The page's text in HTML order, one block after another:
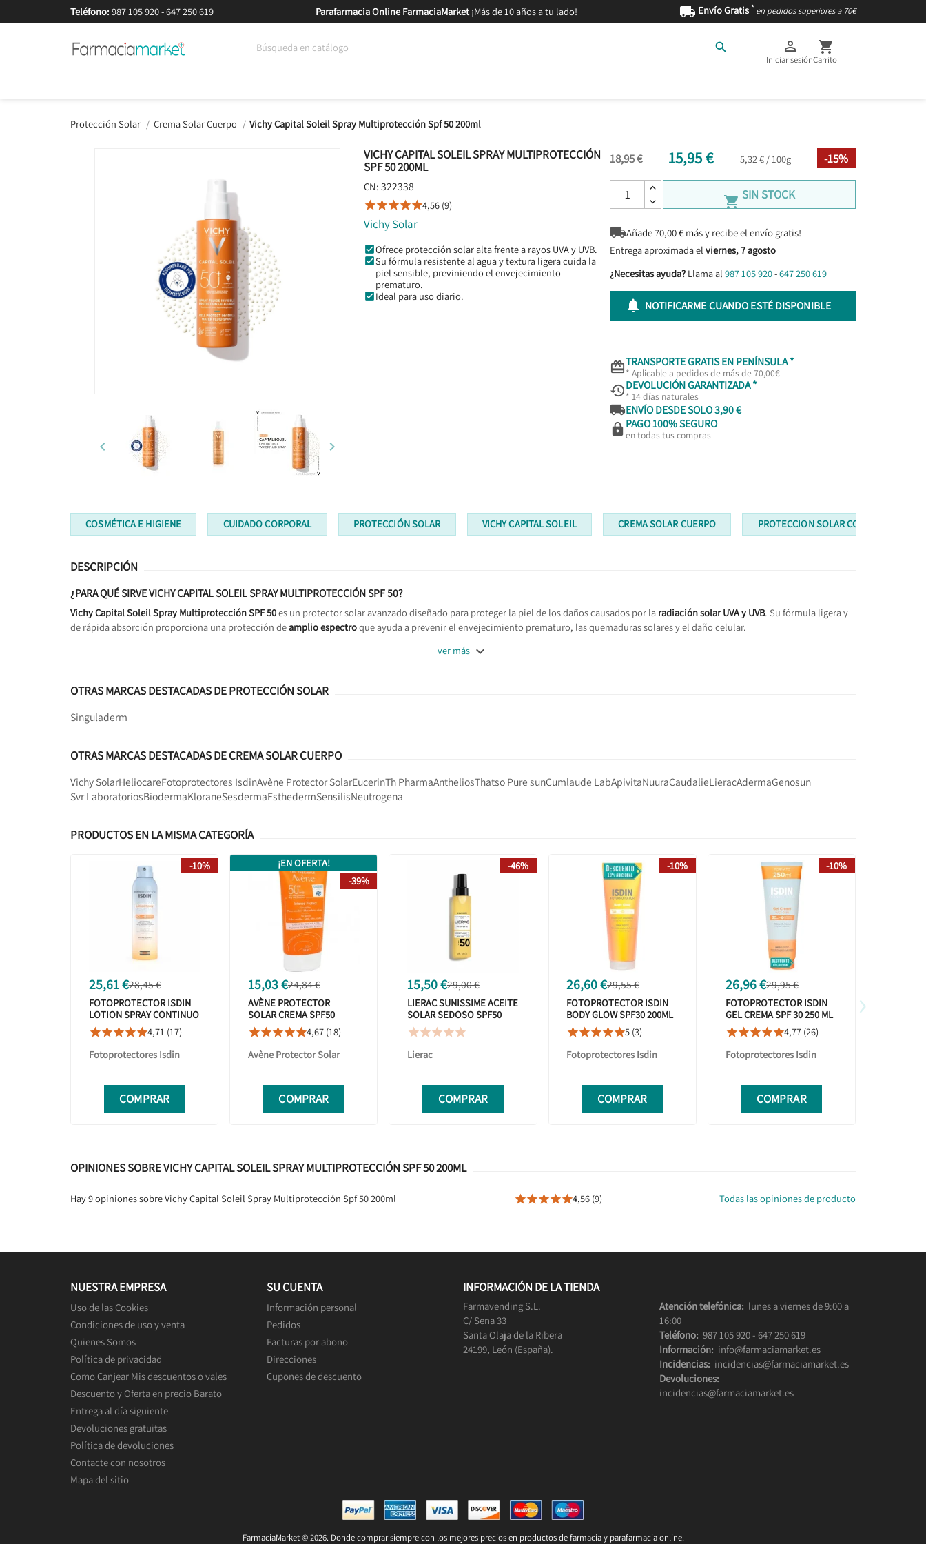
Teléfono: 987 105 920-647 250 619 Parafarmacia Online FarmaciaMarket¡Más de 10 años a tu lado!  Envío Gratis * en pedidos superiores a 70€
 
Iniciar sesión

Carrito
Protección Solar Crema Solar Cuerpo Vichy Capital Soleil Spray Multiprotección Spf 50 200ml
 
VICHY CAPITAL SOLEIL SPRAY MULTIPROTECCIÓN
SPF 50 200ML
CN: 322338
4,56 (9)
Vichy Solar
Ofrece protección solar alta frente a rayos UVA y UVB.
Su fórmula resistente al agua y textura ligera cuida la
piel sensible, previniendo el envejecimiento
prematuro.
Ideal para uso diario.
18,95 € 15,95 € 5,32 € / 100g -15%
 SIN STOCK
Añade70,00€ más y recibe el envío gratis!
Entrega aproximada el viernes, 7 agosto
¿Necesitas ayuda? Llama al 987 105 920-647 250 619
 NOTIFICARME CUANDO ESTÉ DISPONIBLE
TRANSPORTE GRATIS EN PENÍNSULA *
* Aplicable a pedidos de más de 70,00€
DEVOLUCIÓN GARANTIZADA *
* 14 días naturales
ENVÍO DESDE SOLO 3,90 €
 PAGO 100% SEGURO
en todas tus compras
COSMÉTICA E HIGIENE CUIDADO CORPORAL PROTECCIÓN SOLAR VICHY CAPITAL SOLEIL CREMA SOLAR CUERPO PROTECCION SOLAR CORPORAL
DESCRIPCIÓN
¿PARA QUÉ SIRVE VICHY CAPITAL SOLEIL SPRAY MULTIPROTECCIÓN SPF 50?
Vichy Capital Soleil Spray Multiprotección SPF 50es un protector solar avanzado diseñado para proteger la piel de los daños causados por la radiación solar UVA y UVB. Su fórmula ligera y
de rápida absorción proporciona una protección deamplio espectroque ayuda a prevenir el envejecimiento prematuro, las quemaduras solares y el daño celular.
ver más 
OTRAS MARCAS DESTACADAS DE PROTECCIÓN SOLAR
Singuladerm
OTRAS MARCAS DESTACADAS DE CREMA SOLAR CUERPO
Vichy SolarHeliocareFotoprotectores IsdinAvène Protector SolarEucerinTh PharmaAntheliosThatso Pure sunCumlaude LabApivitaNuuraCaudalieLieracAdermaGenosun
Svr LaboratoriosBiodermaKloraneSesdermaEsthedermSensilisNeutrogena
PRODUCTOS EN LA MISMA CATEGORÍA
25,61 €28,45 €
FOTOPROTECTOR ISDIN
LOTION SPRAY CONTINUO
SPF 50 250 ML
4,71 (17)
Fotoprotectores Isdin
COMPRAR
-10%
15,03 €24,84 €
AVÈNE PROTECTOR
SOLAR CREMA SPF50
INTENSE PROTECT 150ML
4,67 (18)
Avène Protector Solar
COMPRAR
¡EN OFERTA!
-39%
15,50 €29,00 €
LIERAC SUNISSIME ACEITE
SOLAR SEDOSO SPF50
150ML

Lierac
COMPRAR
-46%
26,60 €29,55 €
FOTOPROTECTOR ISDIN
BODY GLOW SPF30 200ML
5 (3)
Fotoprotectores Isdin
COMPRAR
-10%
26,96 €29,95 €
FOTOPROTECTOR ISDIN
GEL CREMA SPF 30 250 ML
4,77 (26)
Fotoprotectores Isdin
COMPRAR
-10%
›
OPINIONES SOBRE VICHY CAPITAL SOLEIL SPRAY MULTIPROTECCIÓN SPF 50 200ML
Hay 9 opiniones sobre Vichy Capital Soleil Spray Multiprotección Spf 50 200ml 4,56 (9) Todas las opiniones de producto
NUESTRA EMPRESA
Uso de las Cookies
Condiciones de uso y venta
Quienes Somos
Política de privacidad
Como Canjear Mis descuentos o vales
Descuento y Oferta en precio Barato
Entrega al día siguiente
Devoluciones gratuitas
Política de devoluciones
Contacte con nosotros
Mapa del sitio
SU CUENTA
Información personal
Pedidos
Facturas por abono
Direcciones
Cupones de descuento
INFORMACIÓN DE LA TIENDA
Farmavending S.L.
C/ Sena 33
Santa Olaja de la Ribera
24199, León (España).
Atención telefónica: lunes a viernes de 9:00 a
16:00
Teléfono: 987 105 920- 647 250 619
Información: info@farmaciamarket.es
Incidencias: incidencias@farmaciamarket.es
Devoluciones:
incidencias@farmaciamarket.es
FarmaciaMarket © 2026. Donde comprar siempre con los mejores precios en productos de farmacia y parafarmacia online.